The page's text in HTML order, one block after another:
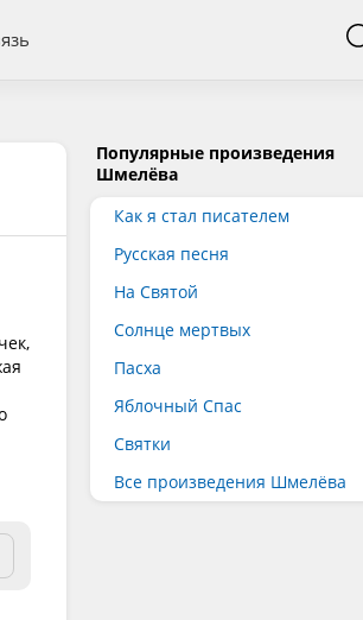
Популярные произведения
Шмелёва
Как я стал писателем
Русская песня
На Святой
Солнце мертвых
Пасха
Яблочный Спас
Святки
Все произведения Шмелёва